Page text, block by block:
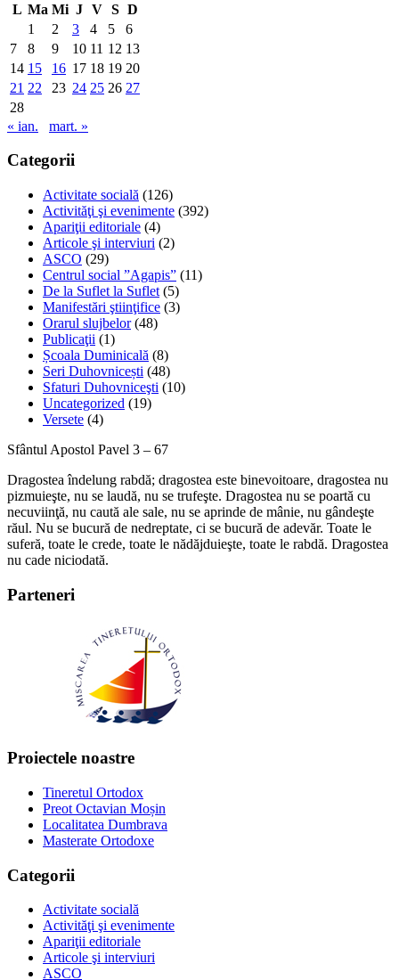
L Ma Mi J V S D
1
2 3 4 5
6
7
8 9 10 11 12 13
14 15 16 17 18 19 20
21 22 23 24 25 26 27
28
« ian.
mart. »
Categorii
Activitate socială (126)
Activităţi şi evenimente (392)
Apariţii editoriale (4)
Articole şi interviuri (2)
ASCO (29)
Centrul social ”Agapis” (11)
De la Suflet la Suflet (5)
Manifestări ştiinţifice (3)
Orarul slujbelor(48)
Publicaţii (1)
Școala Duminicală (8)
Seri Duhovnicești (48)
Sfaturi Duhovniceşti (10)
Uncategorized (19)
Versete (4)
Sfântul Apostol Pavel 3 – 67
Dragostea îndelung rabdă; dragostea este binevoitoare, dragostea nu
pizmuieşte, nu se laudă, nu se trufeşte. Dragostea nu se poartă cu
necuviinţă, nu caută ale sale, nu se aprinde de mânie, nu gândeşte
răul. Nu se bucură de nedreptate, ci se bucură de adevăr. Toate le
suferă, toate le crede, toate le nădăjduieşte, toate le rabdă. Dragostea
nu cade niciodată.
Parteneri
Proiectele noastre
Tineretul Ortodox
Preot Octavian Moșin
Localitatea Dumbrava
Masterate Ortodoxe
Categorii
Activitate socială
Activităţi şi evenimente
Apariţii editoriale
Articole şi interviuri
ASCO